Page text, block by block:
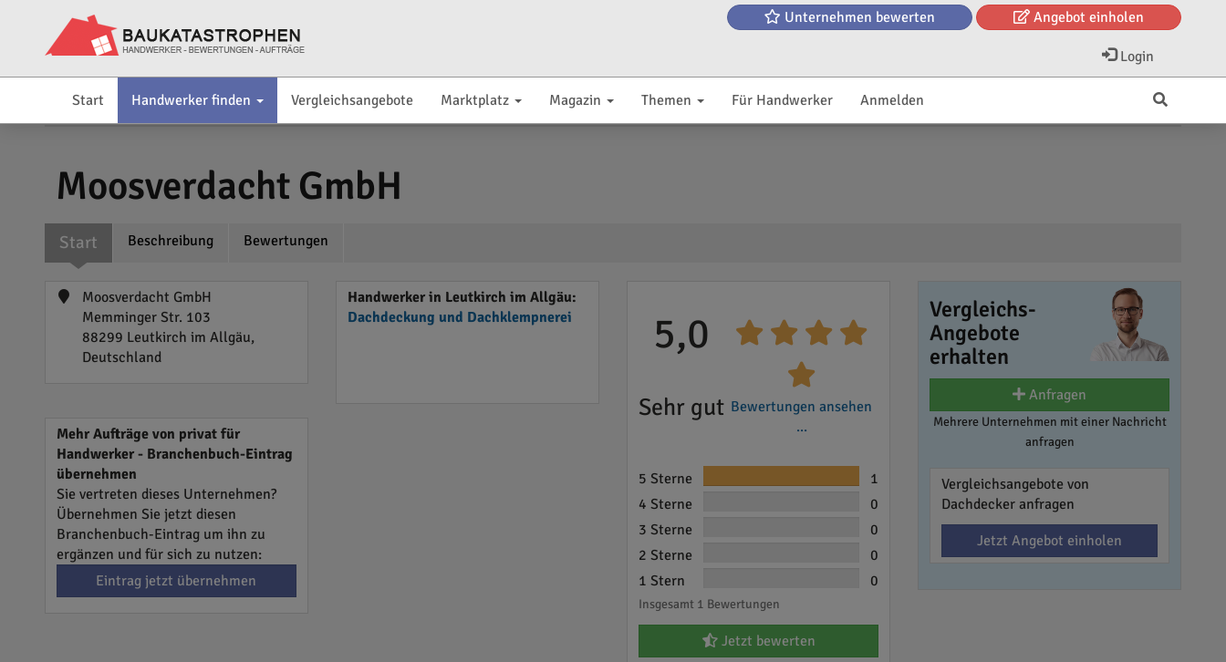
Unternehmen bewerten Angebot einholen
Login
Start Handwerker finden Vergleichsangebote Marktplatz Magazin Themen Für Handwerker Anmelden
Moosverdacht GmbH
Start Beschreibung Bewertungen
Moosverdacht GmbH
Memminger Str. 103
88299 Leutkirch im Allgäu,
Deutschland
Handwerker in Leutkirch im Allgäu:
Dachdeckung und Dachklempnerei
Mehr Aufträge von privat für
Handwerker - Branchenbuch-Eintrag
übernehmen
Sie vertreten dieses Unternehmen?
Übernehmen Sie jetzt diesen
Branchenbuch-Eintrag um ihn zu
ergänzen und für sich zu nutzen:
Eintrag jetzt übernehmen
5,0
Sehr gut Bewertungen ansehen
...
5 Sterne
1
4 Sterne
0
3 Sterne
0
2 Sterne
0
1 Stern
0
Insgesamt 1 Bewertungen
Jetzt bewerten
Vergleichs-
Angebote
erhalten
Anfragen
Mehrere Unternehmen mit einer Nachricht
anfragen
Vergleichsangebote von
Dachdecker anfragen
Jetzt Angebot einholen